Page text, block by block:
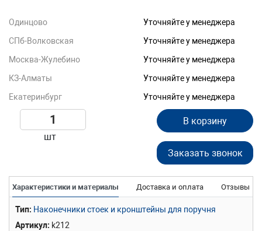
Одинцово
Уточняйте у менеджера
СПб-Волковская
Уточняйте у менеджера
Москва-Жулебино
Уточняйте у менеджера
КЗ-Алматы
Уточняйте у менеджера
Екатеринбург
Уточняйте у менеджера
шт
В корзину
Заказать звонок
Характеристики и материалы Доставка и оплата Отзывы
Тип Наконечники стоек и кронштейны для поручня
Артикул k212